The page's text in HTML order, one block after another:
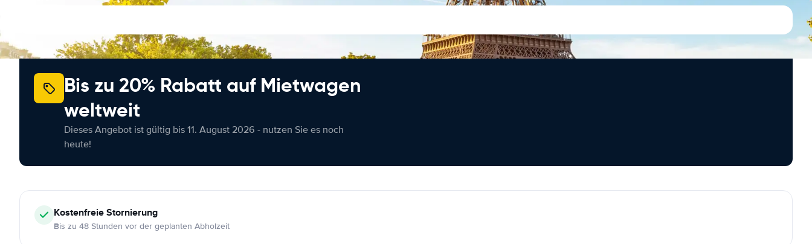
Bis zu 20% Rabatt auf Mietwagen
weltweit
Dieses Angebot ist gültig bis 11. August 2026 - nutzen Sie es noch
heute!
KostenfreieStornierung
Bis zu 48 Stunden vor der geplanten Abholzeit